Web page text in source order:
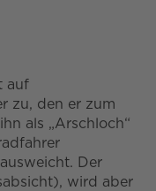
auf
zu, den er zum
als „Arschloch“
Der
wird aber